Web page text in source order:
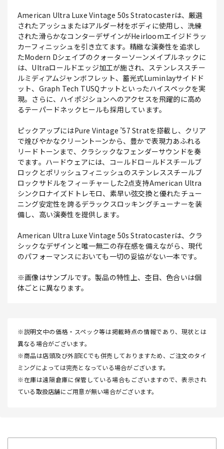
American Ultra Luxe Vintage 50s Stratocasterは、厳選
されたアッシュまたはアルダー材をボディに使用し、洗練
された滑らかなコンターデザインがHeirloomエイジドラッ
カーフィニッシュを引き立てます。精緻な演奏性を追求し
たModern Dシェイプのクォーターソーンメイプルネックに
は、Ultraロールドエッジ加工が施され、ステンレススチー
ルミディアムジャンボフレット、蓄光式Luminlayサイドド
ット、Graph Tech TUSQナットといったハイスペックを実
現。さらに、ハイポジションへのアクセスを飛躍的に高め
るテーパードネックヒールも採用しています。
ピックアップにはPure Vintage ’57 Stratを搭載し、クリア
で煌びやかなクリーントーンから、豊かで表現力あふれる
リードトーンまで、クラシックなフェンダーサウンドを奏
でます。ハードウェアには、コールドロールドスチールブ
ロックとポリッシュフィニッシュのステンレススチールブ
ロックサドルをフィーチャーした2点支持American Ultra
シンクロナイズドトレモロ、素早い弦交換と優れたチュー
ニング安定性を誇るデラックスロッキングチューナーを装
備し、高い演奏性を提供します。
American Ultra Luxe Vintage 50s Stratocasterは、クラ
シックなデザインと唯一無二の存在感を備えながら、現代
のパフォーマンスにおいても一切の妥協がない一本です。
※画像はサンプルです。製品の特性上、杢目、色合いは個
体ごとに異なります。
※説明文中の価格・スペック等は掲載時点の情報であり、現状とは
異なる場合がございます。
※商品は店頭及び外部ECでも併売しておりますため、ご注文のタイ
ミングによっては完売となっている場合がございます。
※在庫は遠隔倉庫に保管している場合もございますので、表示され
ている取扱店舗にご用意が無い場合がございます。